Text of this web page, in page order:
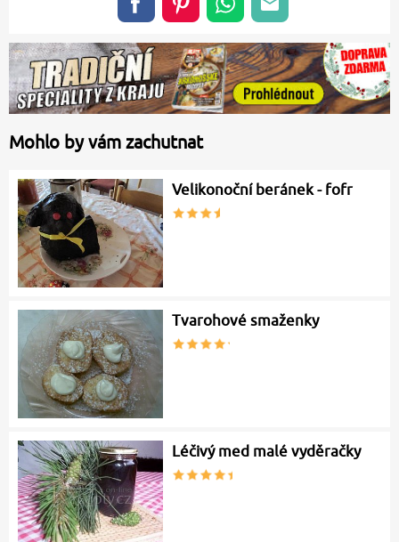
Mohlo by vám zachutnat
Velikonoční beránek - fofr
Tvarohové smaženky
Léčivý med malé vyděračky